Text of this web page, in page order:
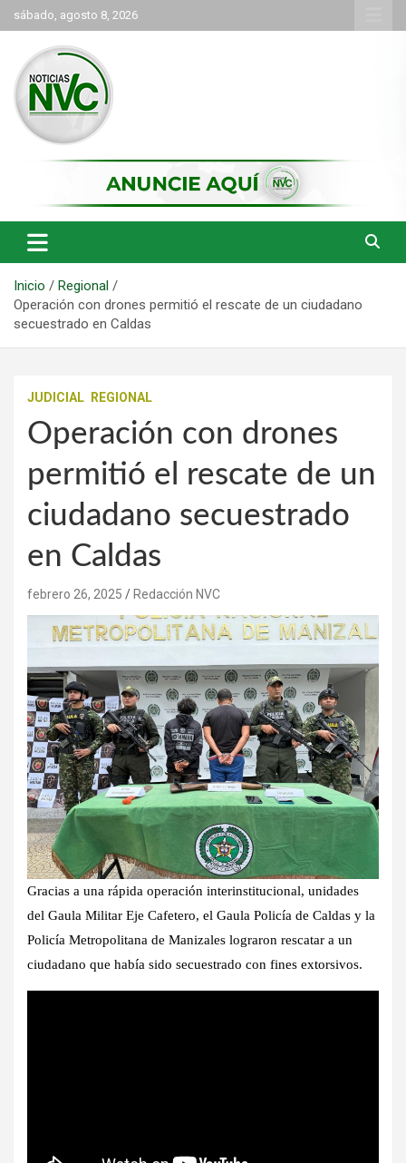
Saltar
al
contenido
sábado, agosto 8, 2026
NVC Noticias
Inicio
Regional
Operación con drones permitió el rescate de un ciudadano
secuestrado en Caldas
JUDICIAL REGIONAL
Operación con drones
permitió el rescate de un
ciudadano secuestrado
en Caldas
febrero 26, 2025 Redacción NVC
Gracias a una rápida operación interinstitucional, unidades
del Gaula Militar Eje Cafetero, el Gaula Policía de Caldas y la
Policía Metropolitana de Manizales lograron rescatar a un
ciudadano que había sido secuestrado con fines extorsivos.